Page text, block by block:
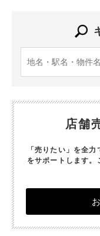
店舗
「売りたい」を全
をサポートします。